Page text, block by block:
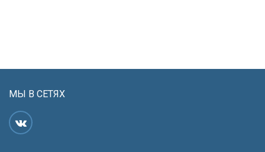
МЫ В СЕТЯХ